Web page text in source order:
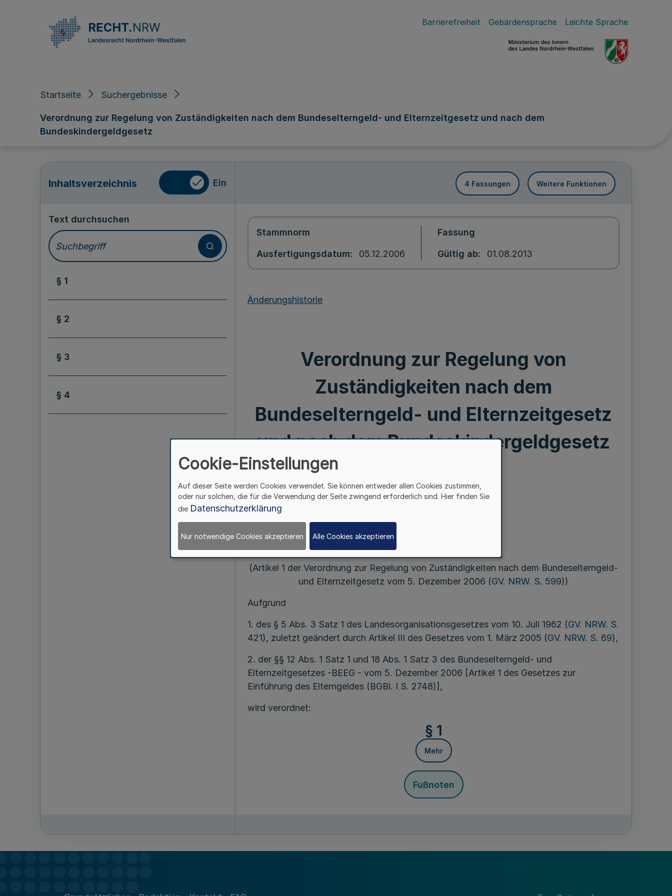
Barrierefreiheit Gebärdensprache Leichte Sprache
Startseite Suchergebnisse
Verordnung zur Regelung von Zuständigkeiten nach dem Bundeselterngeld- und Elternzeitgesetz und nach dem
Bundeskindergeldgesetz
Inhaltsverzeichnis Ein 4 Fassungen Weitere Funktionen
Text durchsuchen
§ 1
§ 2
§ 3
§ 4
Stammnorm
Ausfertigungsdatum 05.12.2006
Fassung
Gültig ab 01.08.2013
Änderungshistorie
Verordnung zur Regelung von
Zuständigkeiten nach dem
Bundeselterngeld- und Elternzeitgesetz
und nach dem Bundeskindergeldgesetz
Vom 5. Dezember 2006
(Artikel 1 der Verordnung zur Regelung von Zuständigkeiten nach dem Bundeselterngeld-
und Elternzeitgesetz vom 5. Dezember 2006 (GV. NRW. S. 599))
Aufgrund
1. des § 5 Abs. 3 Satz 1 des Landesorganisationsgesetzes vom 10. Juli 1962 (GV. NRW. S.
421), zuletzt geändert durch Artikel III des Gesetzes vom 1. März 2005 (GV. NRW. S. 69),
2. der §§ 12 Abs. 1 Satz 1 und 18 Abs. 1 Satz 3 des Bundeselterngeld- und
Elternzeitgesetzes -BEEG - vom 5. Dezember 2006 [Artikel 1 des Gesetzes zur
Einführung des Elterngeldes (BGBl. I S. 2748)],
wird verordnet:
§ 1
Mehr
Fußnoten
und kreisfreien Städte. Die Städteregion Aachen ist zuständige Behörde für das Gebiet
Cookie-Einstellungen
Auf dieser Seite werden Cookies verwendet. Sie können entweder allen Cookies zustimmen,
oder nur solchen, die für die Verwendung der Seite zwingend erforderlich sind. Hier finden Sie
die Datenschutzerklärung
Nur notwendige Cookies akzeptieren Alle Cookies akzeptieren